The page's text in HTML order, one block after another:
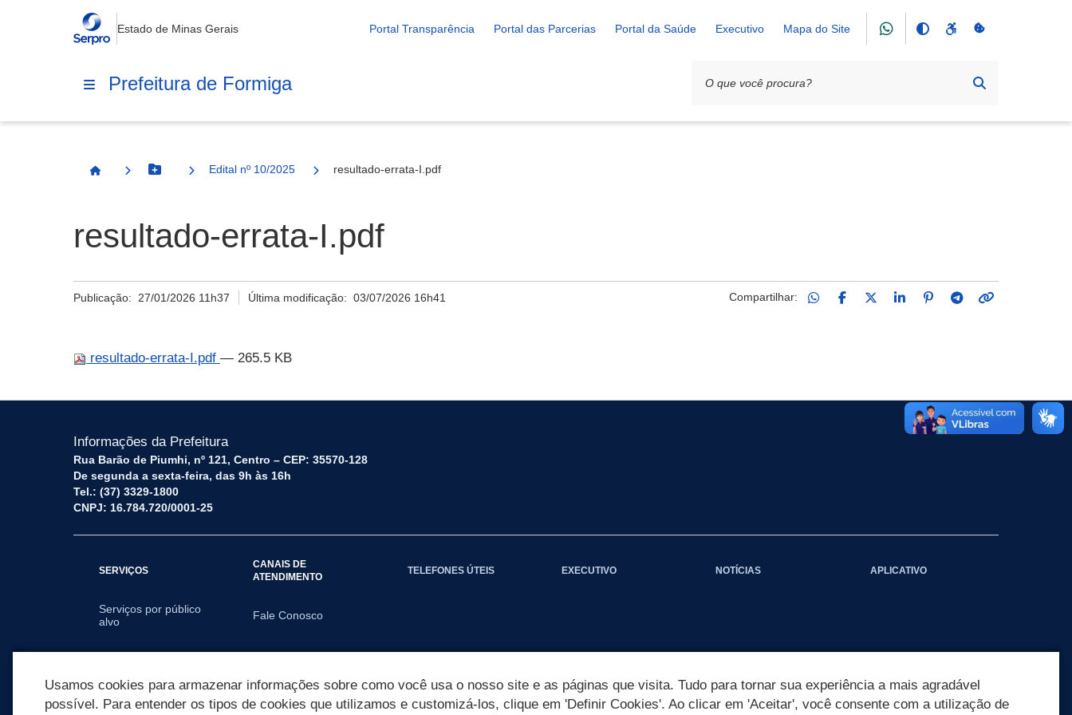
Estado de Minas Gerais Portal Transparência Portal das Parcerias Portal da Saúde Executivo Mapa do Site
Prefeitura de Formiga
Página InicialBotão Menu
Edital nº 10/2025 resultado-errata-I.pdf
resultado-errata-I.pdf
Publicação: 27/01/2026 11h37 Última modificação:03/07/2026 16h41 Compartilhar:
resultado-errata-I.pdf — 265.5 KB
Informações da Prefeitura
Rua Barão de Piumhi, nº 121, Centro – CEP: 35570-128
De segunda a sexta-feira, das 9h às 16h
Tel.: (37) 3329-1800
CNPJ: 16.784.720/0001-25
SERVIÇOS
Serviços por público
alvo
CANAIS DE
ATENDIMENTO
Fale Conosco
TELEFONES ÚTEIS EXECUTIVO NOTÍCIAS APLICATIVO
Usamos cookies para armazenar informações sobre como você usa o nosso site e as páginas que visita. Tudo para tornar sua experiência a mais agradável
possível. Para entender os tipos de cookies que utilizamos e customizá-los, clique em 'Definir Cookies'. Ao clicar em 'Aceitar', você consente com a utilização de